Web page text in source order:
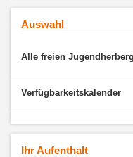
Auswahl
Alle freien
Verfügbarkeitskalender
Ihr Aufenthalt